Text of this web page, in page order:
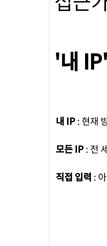
'내
내 IP: 현재
모든 IP: 전
직접 입력 :